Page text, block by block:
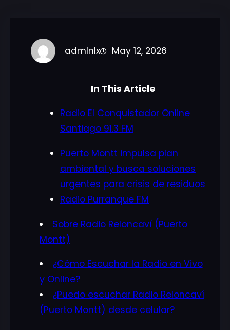
admlnlx May 12, 2026
In This Article
Radio El Conquistador Online
Santiago 91.3 FM
Puerto Montt impulsa plan
ambiental y busca soluciones
urgentes para crisis de residuos
Radio Purranque FM
Sobre Radio Reloncaví (Puerto
Montt)
¿Cómo Escuchar la Radio en Vivo
y Online?
¿Puedo escuchar Radio Reloncaví
(Puerto Montt) desde celular?